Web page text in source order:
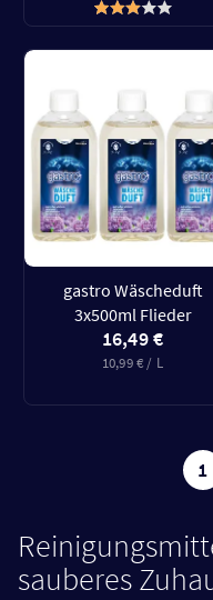
gastro Wäscheduft
3x500ml Flieder
16,49 €
10,99 € / L
1
sauberes